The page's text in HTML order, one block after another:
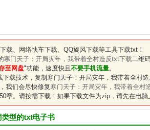
载、网络快车下载、QQ旋风下载等工具下载txt！
寒门天子：开局灾年，我带着全村造反txt下载二维
至网盘"功能，速度快且 不要手机流量。
载技术，复制 寒门天子：开局灾年，我带着全村
我们会尽快修复寒门天子：开局灾年，我带着全村
。请按需下载！如果下载文件为zip，请先在电脑
类型的txt电子书